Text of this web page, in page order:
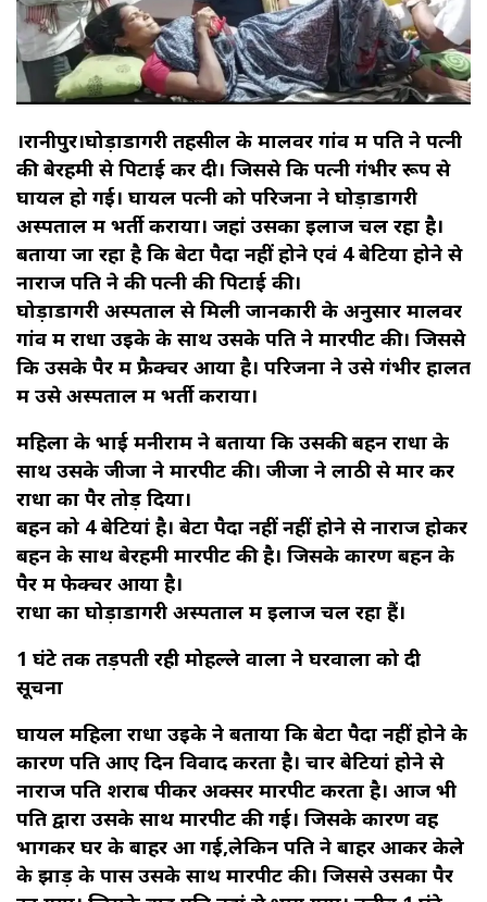
।रानीपुर।घोड़ाडोंगरी तहसील के मालवर गांव में पति ने पत्नी
की बेरहमी से पिटाई कर दी। जिससे कि पत्नी गंभीर रूप से
घायल हो गई। घायल पत्नी को परिजनों ने घोड़ाडोंगरी
अस्पताल में भर्ती कराया। जहां उसका इलाज चल रहा है।
बताया जा रहा है कि बेटा पैदा नहीं होने एवं 4 बेटिया होने से
नाराज पति ने की पत्नी की पिटाई की।
घोड़ाडोंगरी अस्पताल से मिली जानकारी के अनुसार मालवर
गांव में राधा उइके के साथ उसके पति ने मारपीट की। जिससे
कि उसके पैर में फ्रैक्चर आया है। परिजनों ने उसे गंभीर हालत
में उसे अस्पताल में भर्ती कराया।
महिला के भाई मनीराम ने बताया कि उसकी बहन राधा के
साथ उसके जीजा ने मारपीट की। जीजा ने लाठी से मार कर
राधा का पैर तोड़ दिया।
बहन को 4 बेटियां है। बेटा पैदा नहीं नहीं होने से नाराज होकर
बहन के साथ बेरहमी मारपीट की है। जिसके कारण बहन के
पैर में फेक्चर आया है।
राधा का घोड़ाडोंगरी अस्पताल में इलाज चल रहा हैं।
1 घंटे तक तड़पती रही मोहल्ले वालों ने घरवालों को दी
सूचना
घायल महिला राधा उइके ने बताया कि बेटा पैदा नहीं होने के
कारण पति आए दिन विवाद करता है। चार बेटियां होने से
नाराज पति शराब पीकर अक्सर मारपीट करता है। आज भी
पति द्वारा उसके साथ मारपीट की गई। जिसके कारण वह
भागकर घर के बाहर आ गई,लेकिन पति ने बाहर आकर केले
के झाड़ के पास उसके साथ मारपीट की। जिससे उसका पैर